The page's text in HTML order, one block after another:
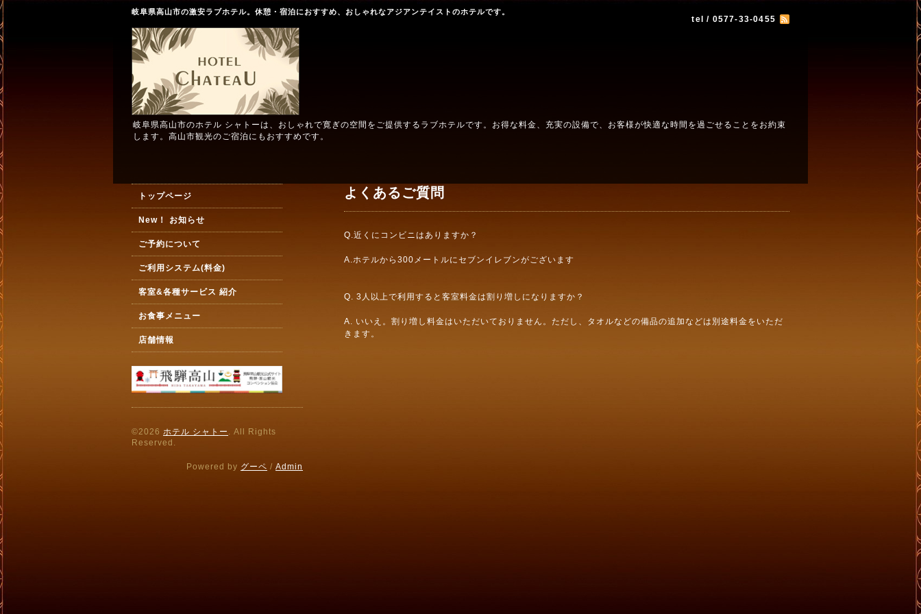
tel / 0577-33-0455
岐阜県高山市の激安ラブホテル。休憩・宿泊におすすめ、おしゃれなアジアンテイストのホテルです。
岐阜県高山市のホテル シャトーは、おしゃれで寛ぎの空間をご提供するラブホテルです。お得な料金、充実の設備で、お客様が快適な時間を過ごせることをお約束
します。高山市観光のご宿泊にもおすすめです。
よくあるご質問
Q.近くにコンビニはありますか？
A.ホテルから300メートルにセブンイレブンがございます
Q. 3人以上で利用すると客室料金は割り増しになりますか？
A. いいえ。割り増し料金はいただいておりません。ただし、タオルなどの備品の追加などは別途料金をいただ
きます。
トップページ
New！ お知らせ
ご予約について
ご利用システム(料金)
客室&各種サービス 紹介
お食事メニュー
店舗情報
©2026 ホテル シャトー . All Rights
Reserved.
Powered by グーペ / Admin